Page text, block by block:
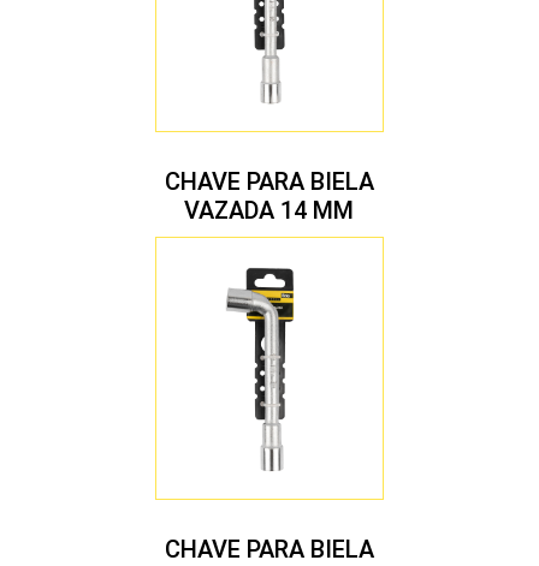
CHAVE PARA BIELA
VAZADA 14 MM
CHAVE PARA BIELA